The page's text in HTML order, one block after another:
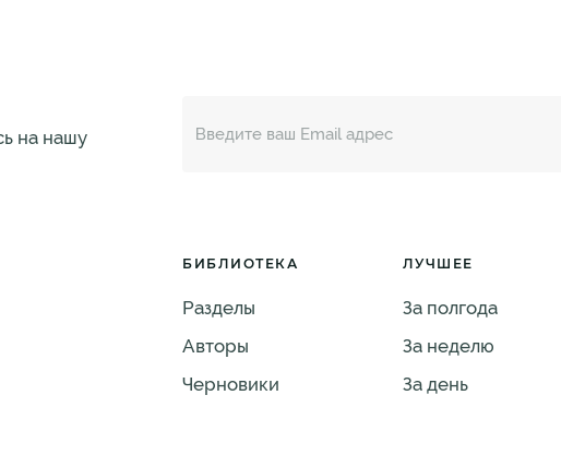
на нашу
БИБЛИОТЕКА
Разделы
Авторы
Черновики
ЛУЧШЕЕ
За полгода
За неделю
За день